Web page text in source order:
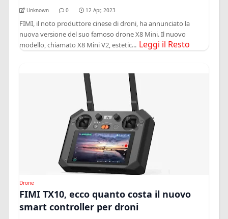
Unknown 0 12 Apr, 2023
FIMI, il noto produttore cinese di droni, ha annunciato la
nuova versione del suo famoso drone X8 Mini. Il nuovo
modello, chiamato X8 Mini V2, estetic... Leggi il Resto
Drone
FIMI TX10, ecco quanto costa il nuovo
smart controller per droni